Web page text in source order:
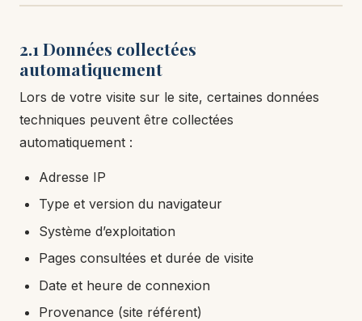
2.1 Données collectées
automatiquement
Lors de votre visite sur le site, certaines données
techniques peuvent être collectées
automatiquement :
Adresse IP
Type et version du navigateur
Système d’exploitation
Pages consultées et durée de visite
Date et heure de connexion
Provenance (site référent)